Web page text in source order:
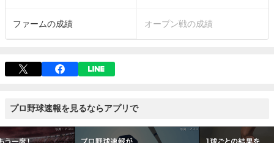
ファームの成績 オープン戦の成績
プロ野球速報を見るならアプリで